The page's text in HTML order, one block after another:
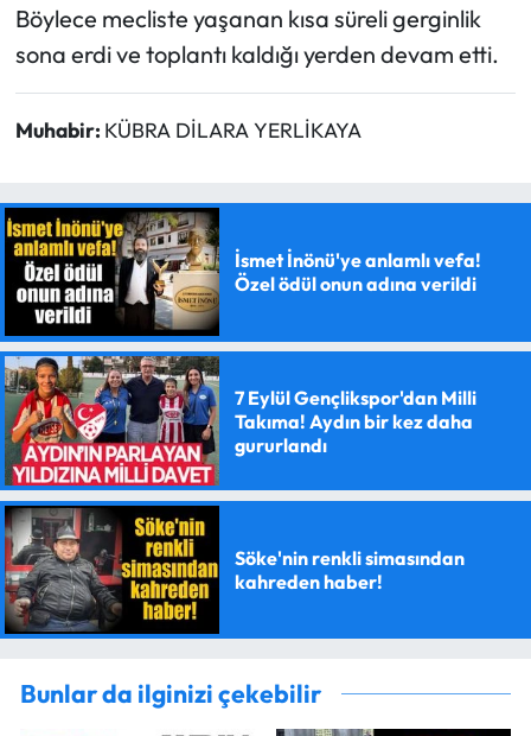
Böylece mecliste yaşanan kısa süreli gerginlik
sona erdi ve toplantı kaldığı yerden devam etti.
Muhabir: KÜBRA DİLARA YERLİKAYA
İsmet İnönü'ye anlamlı vefa!
Özel ödül onun adına verildi
7 Eylül Gençlikspor'dan Milli
Takıma! Aydın bir kez daha
gururlandı
Söke'nin renkli simasından
kahreden haber!
Bunlar da ilginizi çekebilir